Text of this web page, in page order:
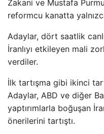
Zakani ve Mustafa
reformcu kanatta
Adaylar, dört saatlik
İranlıyı etkileyen mali
verdiler.
İlk tartışma gibi ikinci
Adaylar, ABD ve diğer
yaptırımlarla boğuşan
önerilerini tartıştı.